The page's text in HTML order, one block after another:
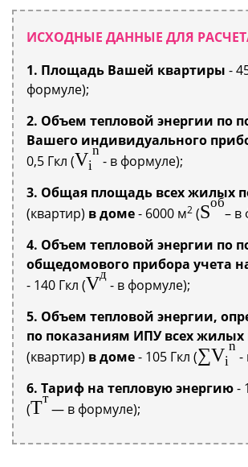
ИСХОДНЫЕ ДАННЫЕ ДЛЯ
1. Площадь Вашей квартиры -
формуле);
2. Объем тепловой энергии по
Вашего индивидуального
0,5 Гкл (Vi
n
- в формуле);
3. Общая площадь всех жилых
(квартир) в доме- 6000 м2 (Sоб
– в
4. Объем тепловой энергии по
общедомового прибора учета
- 140 Гкл (Vд
- в формуле);
5. Объем тепловой энергии,
по показаниям ИПУ всех
(квартир) в доме- 105 Гкл (∑Vi
n
-
6. Тариф на тепловую энергию-
(Тт
— в формуле);